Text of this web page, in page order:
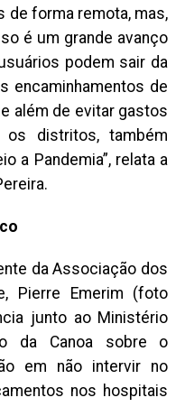
forma remota, mas,
é um grande avanço
podem sair da
encaminhamentos de
além de evitar gastos
os distritos, também
a Pandemia”, relata a
da Associação dos
Pierre Emerim (foto
junto ao Ministério
da Canoa sobre o
em não intervir no
nos hospitais